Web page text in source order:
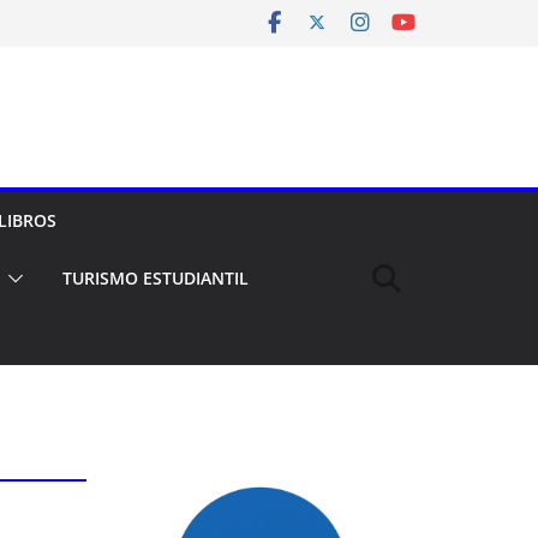
LIBROS
TURISMO ESTUDIANTIL